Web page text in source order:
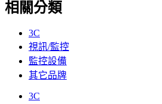
相關分類
3C
視訊/監控
監控設備
其它品牌
3C